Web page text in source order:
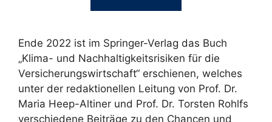
Ende 2022 ist im Springer-Verlag das Buch
„Klima- und Nachhaltigkeitsrisiken für die
Versicherungswirtschaft“ erschienen, welches
unter der redaktionellen Leitung von Prof. Dr.
Maria Heep-Altiner und Prof. Dr. Torsten Rohlfs
verschiedene Beiträge zu den Chancen und